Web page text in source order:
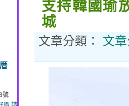
號
支持韓國瑜
城
文章分類： 文